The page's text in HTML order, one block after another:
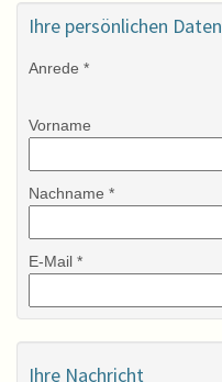
Ihre persönlichen Daten
Anrede *
Vorname
Nachname *
E-Mail *
Ihre Nachricht